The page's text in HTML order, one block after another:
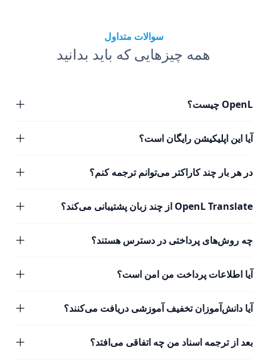
سوالات متداول
همه چیزهایی که باید بدانید
OpenL چیست؟
آیا این اپلیکیشن رایگان است؟
در هر بار چند کاراکتر می‌توانم ترجمه کنم؟
OpenL Translate از چند زبان پشتیبانی می‌کند؟
چه روش‌های پرداختی در دسترس هستند؟
آیا اطلاعات پرداخت من امن است؟
آیا دانش‌آموزان تخفیف آموزشی دریافت می‌کنند؟
بعد از ترجمه اسناد من چه اتفاقی می‌افتد؟